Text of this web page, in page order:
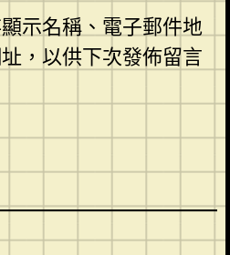
示名稱、電子郵件地
，以供下次發佈留言